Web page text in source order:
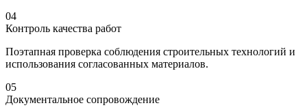
04
Контроль качества работ
Поэтапная проверка соблюдения строительных технологий и
использования согласованных материалов.
05
Документальное сопровождение